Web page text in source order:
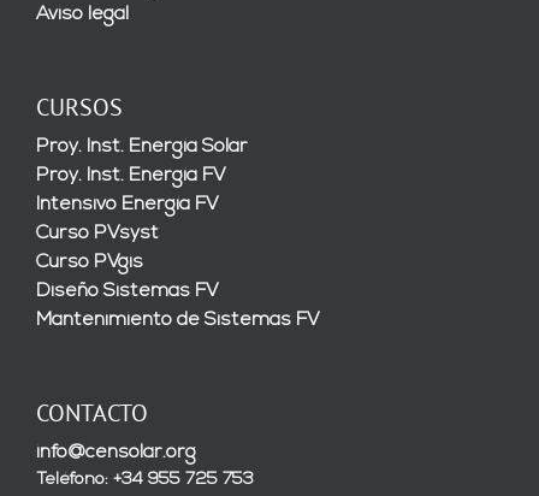
Aviso legal
CURSOS
Proy. Inst. Energía Solar
Proy. Inst. Energía FV
Intensivo Energía FV
Curso PVsyst
Curso PVgis
Diseño Sistemas FV
Mantenimiento de Sistemas FV
CONTACTO
info@censolar.org
Teléfono: +34 955 725 753